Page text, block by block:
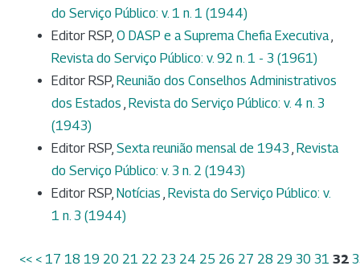
do Serviço Público: v. 1 n. 1 (1944)
Editor RSP, O DASP e a Suprema Chefia Executiva,
Revista do Serviço Público: v. 92 n. 1 - 3 (1961)
Editor RSP, Reunião dos Conselhos Administrativos
dos Estados , Revista do Serviço Público: v. 4 n. 3
(1943)
Editor RSP, Sexta reunião mensal de 1943 , Revista
do Serviço Público: v. 3 n. 2 (1943)
Editor RSP, Notícias , Revista do Serviço Público: v.
1 n. 3 (1944)
<< < 17 18 19 20 21 22 23 24 25 26 27 28 29 30 31 32